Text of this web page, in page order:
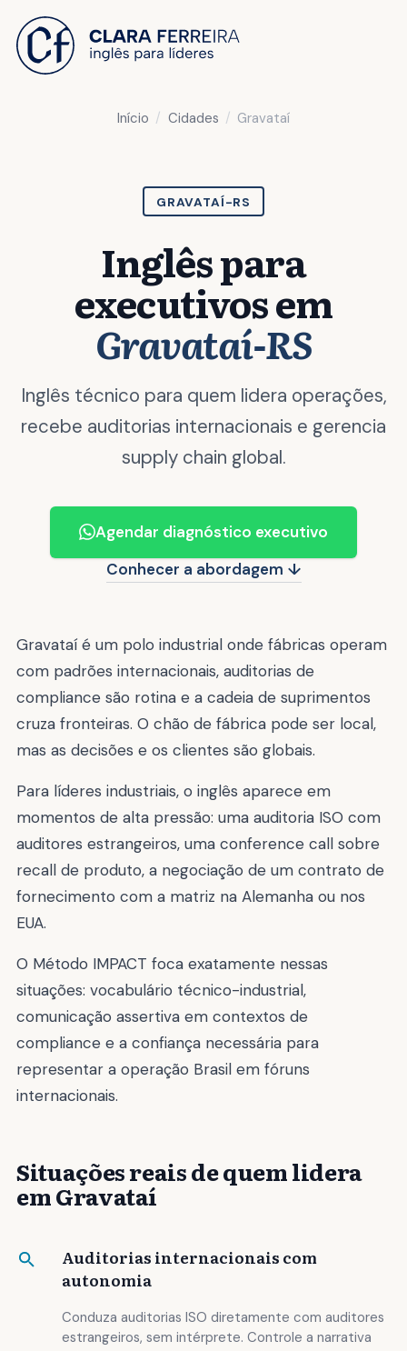
Início Cidades Gravataí
GRAVATAÍ-RS
Inglês para
executivos em
Gravataí-RS
Inglês técnico para quem lidera operações,
recebe auditorias internacionais e gerencia
supply chain global.
Agendar diagnóstico executivo
Conhecer a abordagem ↓
Gravataí é um polo industrial onde fábricas operam
com padrões internacionais, auditorias de
compliance são rotina e a cadeia de suprimentos
cruza fronteiras. O chão de fábrica pode ser local,
mas as decisões e os clientes são globais.
Para líderes industriais, o inglês aparece em
momentos de alta pressão: uma auditoria ISO com
auditores estrangeiros, uma conference call sobre
recall de produto, a negociação de um contrato de
fornecimento com a matriz na Alemanha ou nos
EUA.
O Método IMPACT foca exatamente nessas
situações: vocabulário técnico-industrial,
comunicação assertiva em contextos de
compliance e a confiança necessária para
representar a operação Brasil em fóruns
internacionais.
Situações reais de quem lidera
em Gravataí
Auditorias internacionais com
autonomia
Conduza auditorias ISO diretamente com auditores
estrangeiros, sem intérprete. Controle a narrativa